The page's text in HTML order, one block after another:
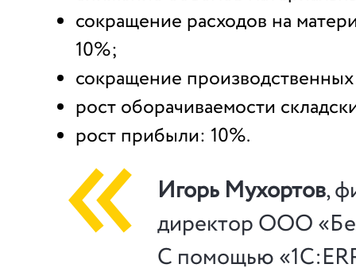
сокращение расходов на
10%;
сокращение
рост оборачиваемости
рост прибыли: 10%.
Игорь Мухортов,
директор ООО
С помощью